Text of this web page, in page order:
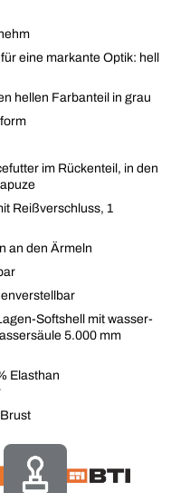
eine markante Optik: hell
hellen Farbanteil in grau
im Rückenteil, in den
Reißverschluss, 1
an den Ärmeln
Softshell mit wasser-
5.000 mm
Elasthan